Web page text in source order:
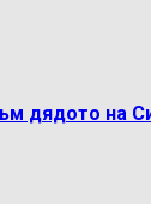
дядото на